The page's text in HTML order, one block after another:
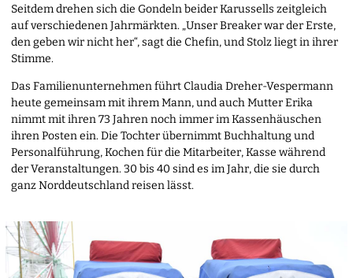
Seitdem drehen sich die Gondeln beider Karussells zeitgleich
auf verschiedenen Jahrmärkten. „Unser Breaker war der Erste,
den geben wir nicht her“, sagt die Chefin, und Stolz liegt in ihrer
Stimme.
Das Familienunternehmen führt Claudia Dreher-Vespermann
heute gemeinsam mit ihrem Mann, und auch Mutter Erika
nimmt mit ihren 73 Jahren noch immer im Kassenhäuschen
ihren Posten ein. Die Tochter übernimmt Buchhaltung und
Personalführung, Kochen für die Mitarbeiter, Kasse während
der Veranstaltungen. 30 bis 40 sind es im Jahr, die sie durch
ganz Norddeutschland reisen lässt.